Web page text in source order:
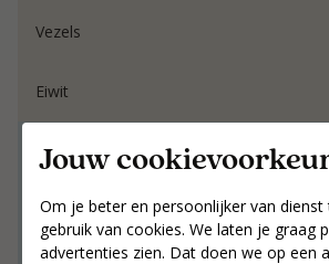
Jouw
Om je beter en persoonlijker van
gebruik van cookies. We laten je graag
advertenties zien. Dat doen we op een
Vezels
Eiwit
Samen werken aan
resultaat dat blijft.
Samen werken aan resultaat dat blijft.